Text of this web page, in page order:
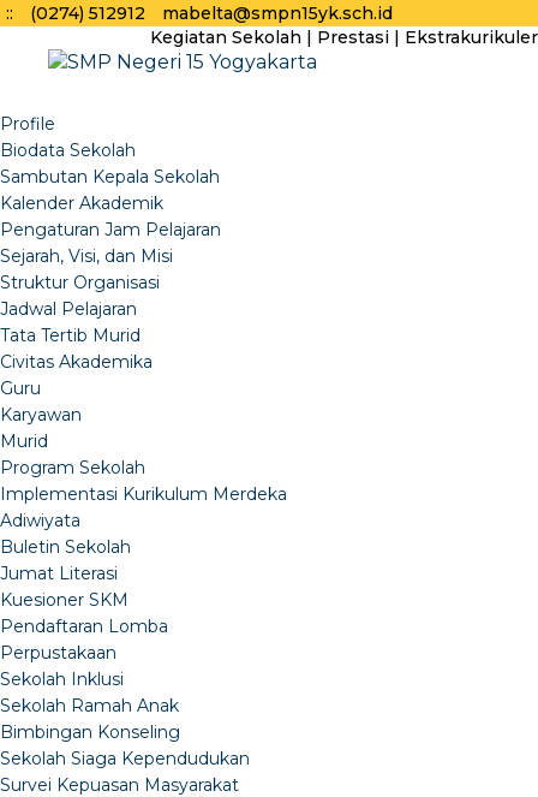
:: (0274) 512912
mabelta@smpn15yk.sch.id
Kegiatan Sekolah | Prestasi | Ekstrakurikuler
Profile
Biodata Sekolah
Sambutan Kepala Sekolah
Kalender Akademik
Pengaturan Jam Pelajaran
Sejarah, Visi, dan Misi
Struktur Organisasi
Jadwal Pelajaran
Tata Tertib Murid
Civitas Akademika
Guru
Karyawan
Murid
Program Sekolah
Implementasi Kurikulum Merdeka
Adiwiyata
Buletin Sekolah
Jumat Literasi
Kuesioner SKM
Pendaftaran Lomba
Perpustakaan
Sekolah Inklusi
Sekolah Ramah Anak
Bimbingan Konseling
Sekolah Siaga Kependudukan
Survei Kepuasan Masyarakat